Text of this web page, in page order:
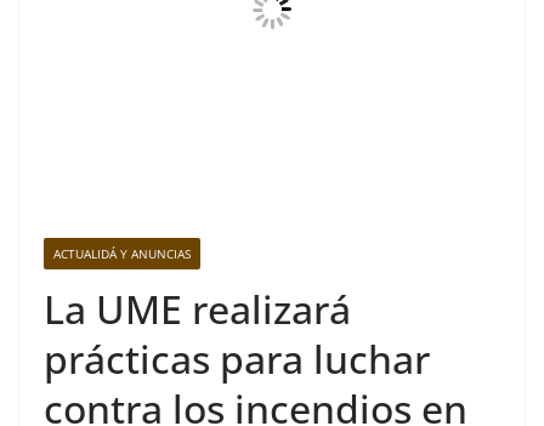
ACTUALIDÁ Y ANUNCIAS
La UME realizará
prácticas para luchar
contra los incendios en